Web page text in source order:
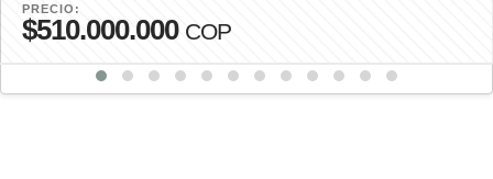
PRECIO:
$510.000.000 COP